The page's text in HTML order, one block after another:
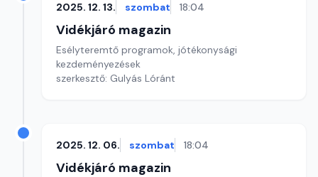
2025. 12. 13. szombat 18:04
Vidékjáró magazin
Esélyteremtő programok, jótékonysági
kezdeményezések
szerkesztő: Gulyás Lóránt
2025. 12. 06. szombat 18:04
Vidékjáró magazin